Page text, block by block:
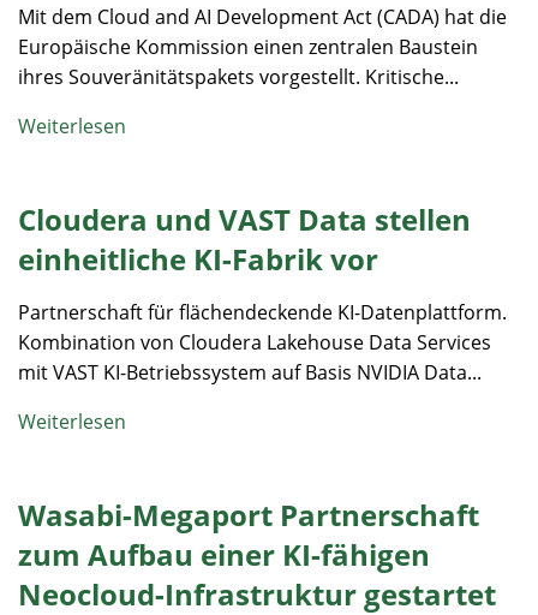
Mit dem Cloud and AI Development Act (CADA) hat die
Europäische Kommission einen zentralen Baustein
ihres Souveränitätspakets vorgestellt. Kritische...
Weiterlesen
Cloudera und VAST Data stellen
einheitliche KI-Fabrik vor
Partnerschaft für flächendeckende KI-Datenplattform.
Kombination von Cloudera Lakehouse Data Services
mit VAST KI-Betriebssystem auf Basis NVIDIA Data...
Weiterlesen
Wasabi-Megaport Partnerschaft
zum Aufbau einer KI-fähigen
Neocloud-Infrastruktur gestartet